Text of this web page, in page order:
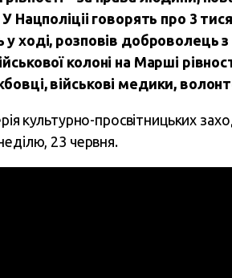
Нацполіціі говорять про 3
у ході, розповів доброволець
колоні на Марші
військові медики,
культурно-просвітницьких
23 червня.